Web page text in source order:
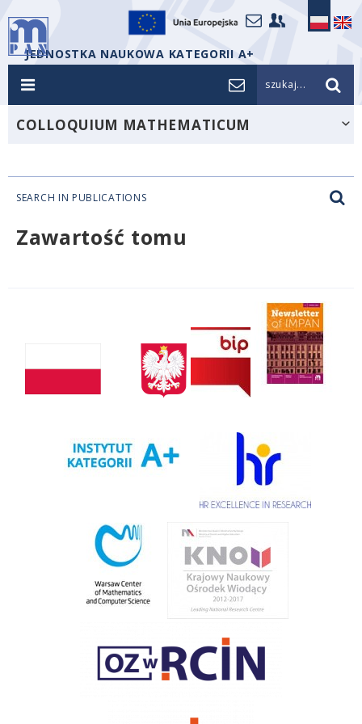
JEDNOSTKA NAUKOWA KATEGORII A+
szukaj...
COLLOQUIUM MATHEMATICUM
SEARCH IN PUBLICATIONS
Zawartość tomu